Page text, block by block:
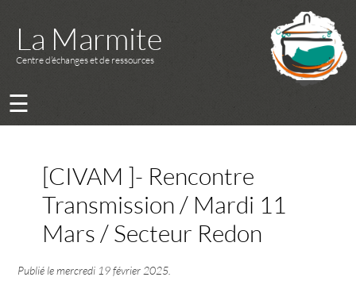
La Marmite
Centre d’échanges et de ressources
☰
[CIVAM ]- Rencontre
Transmission / Mardi 11
Mars / Secteur Redon
Publié lemercredi 19 février 2025